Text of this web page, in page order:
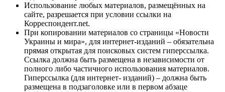
Использование любых материалов, размещённых на
сайте, разрешается при условии ссылки на
Корреспондент.net.
При копировании материалов со страницы «Новости
Украины и мира», для интернет-изданий – обязательна
прямая открытая для поисковых систем гиперссылка.
Ссылка должна быть размещена в независимости от
полного либо частичного использования материалов.
Гиперссылка (для интернет- изданий) – должна быть
размещена в подзаголовке или в первом абзаце